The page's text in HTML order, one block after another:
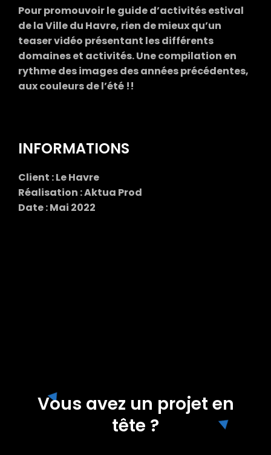
Pour promouvoir le guide d’activités estival
de la Ville du Havre, rien de mieux qu’un
teaser vidéo présentant les différents
domaines et activités. Une compilation en
rythme des images des années précédentes,
aux couleurs de l’été !!
INFORMATIONS
Client : Le Havre
Réalisation : Aktua Prod
Date : Mai 2022
Vous avez un projet en
tête ?